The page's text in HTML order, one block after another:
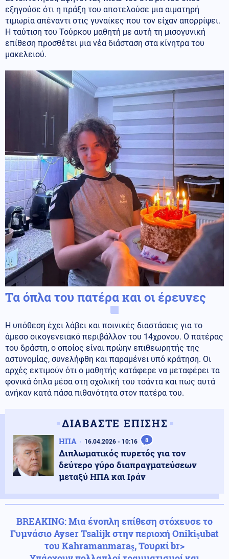
εξηγούσε ότι η πράξη του αποτελούσε μια αιματηρή
τιμωρία απέναντι στις γυναίκες που τον είχαν απορρίψει.
Η ταύτιση του Τούρκου μαθητή με αυτή τη μισογυνική
επίθεση προσθέτει μια νέα διάσταση στα κίνητρα του
μακελειού.
Τα όπλα του πατέρα και οι έρευνες
Η υπόθεση έχει λάβει και ποινικές διαστάσεις για το
άμεσο οικογενειακό περιβάλλον του 14χρονου. Ο πατέρας
του δράστη, ο οποίος είναι πρώην επιθεωρητής της
αστυνομίας, συνελήφθη και παραμένει υπό κράτηση. Οι
αρχές εκτιμούν ότι ο μαθητής κατάφερε να μεταφέρει τα
φονικά όπλα μέσα στη σχολική του τσάντα και πως αυτά
ανήκαν κατά πάσα πιθανότητα στον πατέρα του.
ΔΙΑΒΑΣΤΕ ΕΠΙΣΗΣ
ΗΠΑ 16.04.2026 - 10:16 8
Διπλωματικός πυρετός για τον
δεύτερο γύρο διαπραγματεύσεων
μεταξύ ΗΠΑ και Ιράν
BREAKING: Μια ένοπλη επίθεση στόχευσε το
Γυμνάσιο Ayser Tsalijk στην περιοχή Onikişubat
του Kahramanmaraş, Τουρκί br>